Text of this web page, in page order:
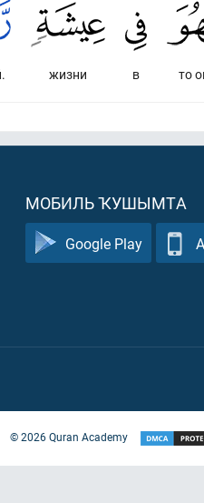
то
в
жизни
МОБИЛЬ ҠУШЫМТА
Google Play
©2026Quran Academy